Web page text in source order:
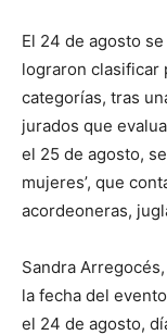
El 24 de agosto
lograron clasificar
categorías, tras
jurados que
el 25 de agosto,
mujeres’, que
acordeoneras,
Sandra
la fecha del
el 24 de agosto,